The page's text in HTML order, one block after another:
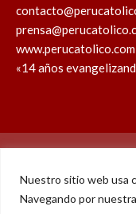
Nuestro sitio web usa
Navegando por
www.perucatolico.com
«14 años